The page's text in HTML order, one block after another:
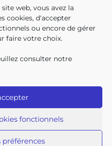
web, vous avez la
cookies, d'accepter
ou encore de gérer
faire votre choix.
consulter notre
fonctionnels
préférences
?
NOUS
boîte 2 • 1040 Bruxelles
à caractère personnel